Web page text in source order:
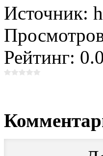
Источник:
Рейтинг: 0.0